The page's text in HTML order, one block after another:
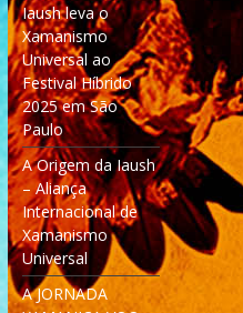
Iaush leva o
Xamanismo
Universal ao
Festival Híbrido
2025 em São
Paulo
A Origem da Iaush
– Aliança
Internacional de
Xamanismo
Universal
A JORNADA